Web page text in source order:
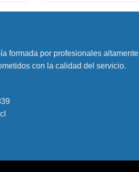
formada por profesionales altamente
con la calidad del servicio.